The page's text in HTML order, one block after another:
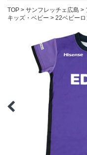
TOP サンフレッチェ広島
キッズ・ベビー
22ベビー